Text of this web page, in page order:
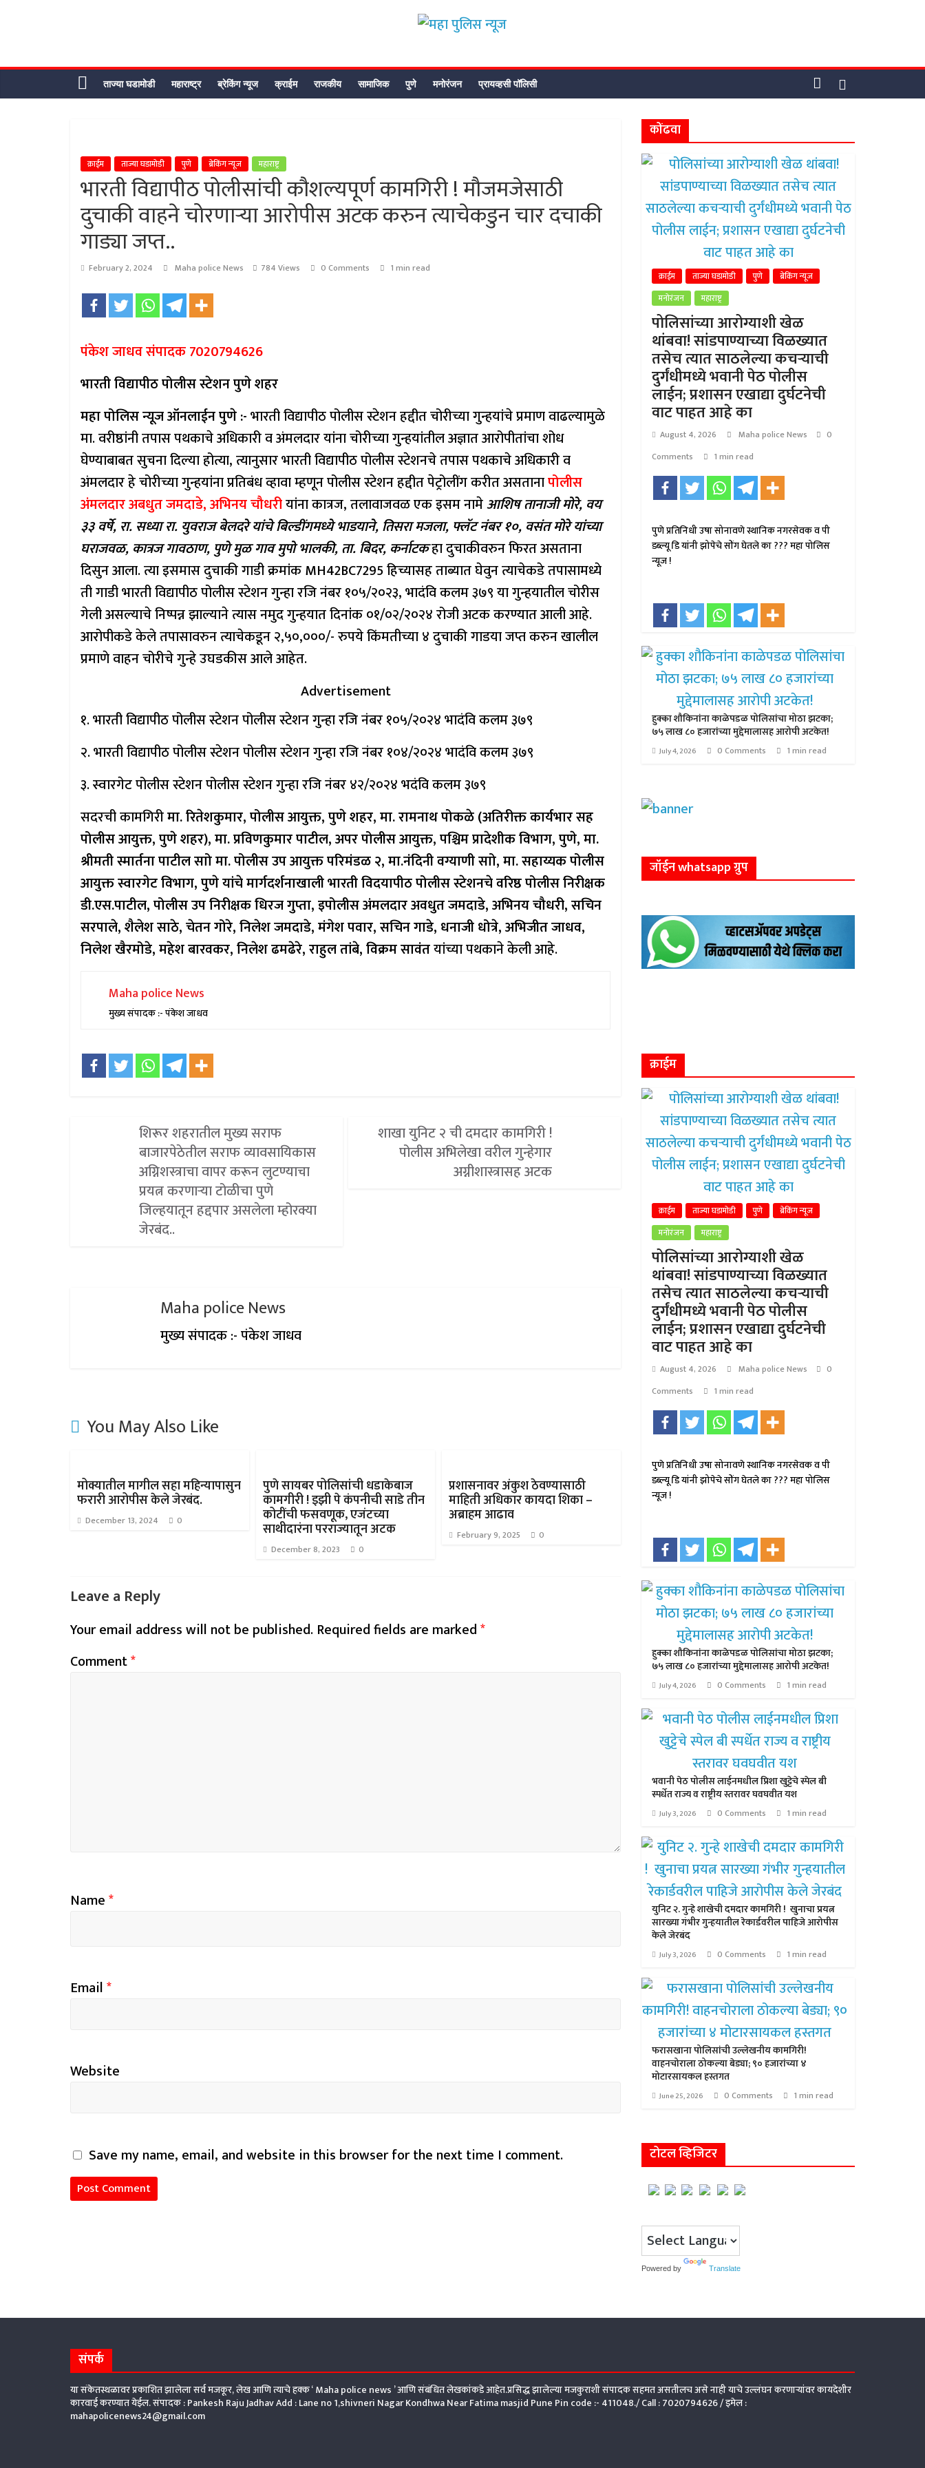
महा
पुलिस
न्यूज
ताज्या घडामोडी महाराष्ट्र ब्रेकिंग न्यूज क्राईम राजकीय सामाजिक पुणे मनोरंजन प्रायव्हसी पॉलिसी
क्राईम ताज्या घडामोडी पुणे ब्रेकिंग न्यूज महाराष्ट्र
भारती विद्यापीठ पोलीसांची कौशल्यपूर्ण कामगिरी ! मौजमजेसाठी
दुचाकी वाहने चोरणाऱ्या आरोपीस अटक करुन त्याचेकडुन चार दचाकी
गाड्या जप्त..
February 2, 2024 Maha police News 784 Views 0 Comments 1 min read
पंकेश जाधव संपादक 7020794626
भारती विद्यापीठ पोलीस स्टेशन पुणे शहर
महा पोलिस न्यूज ऑनलाईन पुणे :-भारती विद्यापीठ पोलीस स्टेशन हद्दीत चोरीच्या गुन्हयांचे प्रमाण वाढल्यामुळे
मा. वरीष्ठांनी तपास पथकाचे अधिकारी व अंमलदार यांना चोरीच्या गुन्हयांतील अज्ञात आरोपीतांचा शोध
घेण्याबाबत सुचना दिल्या होत्या, त्यानुसार भारती विद्यापीठ पोलीस स्टेशनचे तपास पथकाचे अधिकारी व
अंमलदार हे चोरीच्या गुन्हयांना प्रतिबंध व्हावा म्हणून पोलीस स्टेशन हद्दीत पेट्रोलींग करीत असतानापोलीस
अंमलदार अबधुत जमदाडे, अभिनयचौधरीयांना कात्रज, तलावाजवळ एक इसम नामेआशिष तानाजी मोरे, वय
३३ वर्षे, रा. सध्या रा. युवराज बेलदरे यांचे बिल्डींगमध्ये भाडयाने, तिसरा मजला, फ्लॅट नंबर १०, वसंत मोरे यांच्या
घराजवळ, कात्रज गावठाण, पुणे मुळ गाव मुपो भालकी, ता. बिदर, कर्नाटकहा दुचाकीवरुन फिरत असताना
दिसुन आला. त्या इसमास दुचाकी गाडी क्रमांक MH42BC7295 हिच्यासह ताब्यात घेवुन त्याचेकडे तपासामध्ये
ती गाडी भारती विद्यापीठ पोलीस स्टेशन गुन्हा रजि नंबर १०५/२०२३, भादंवि कलम ३७९ या गुन्हयातील चोरीस
गेली असल्याचे निष्पन्न झाल्याने त्यास नमुद गुन्हयात दिनांक ०१/०२/२०२४ रोजी अटक करण्यात आली आहे.
आरोपीकडे केले तपासावरुन त्याचेकडून २,५०,०००/- रुपये किंमतीच्या ४ दुचाकी गाडया जप्त करुन खालील
प्रमाणे वाहन चोरीचे गुन्हे उघडकीस आले आहेत.
Advertisement
१. भारती विद्यापीठ पोलीस स्टेशन पोलीस स्टेशन गुन्हा रजि नंबर १०५/२०२४ भादंवि कलम ३७९
२. भारती विद्यापीठ पोलीस स्टेशन पोलीस स्टेशन गुन्हा रजि नंबर १०४/२०२४ भादंवि कलम ३७९
३. स्वारगेट पोलीस स्टेशन पोलीस स्टेशन गुन्हा रजि नंबर ४२/२०२४ भदंवि कलम ३७९
सदरची कामगिरीमा. रितेशकुमार, पोलीस आयुक्त, पुणे शहर, मा. रामनाथ पोकळे (अतिरीक्त कार्यभार सह
पोलीस आयुक्त, पुणे शहर), मा. प्रविणकुमार पाटील, अपर पोलीस आयुक्त, पश्चिम प्रादेशीक विभाग, पुणे, मा.
श्रीमती स्मार्तना पाटील साो मा. पोलीस उप आयुक्त परिमंडळ २, मा.नंदिनी वग्याणी साो, मा. सहाय्यक पोलीस
आयुक्त स्वारगेट विभाग, पुणे यांचे मार्गदर्शनाखाली भारती विदयापीठ पोलीस स्टेशनचे वरिष्ठ पोलीस निरीक्षक
डी.एस.पाटील, पोलीस उप निरीक्षक धिरज गुप्ता, इपोलीस अंमलदार अवधुत जमदाडे, अभिनय चौधरी, सचिन
सरपाले, शैलेश साठे, चेतन गोरे, निलेश जमदाडे, मंगेश पवार, सचिन गाडे, धनाजी धोत्रे, अभिजीत जाधव,
निलेश खैरमोडे, महेश बारवकर, निलेश ढमढेरे, राहुल तांबे, विक्रम सावंतयांच्या पथकाने केली आहे.
Maha police News
मुख्य संपादक :- पंकेश जाधव
शिरूर शहरातील मुख्य सराफ
बाजारपेठेतील सराफ व्यावसायिकास
अग्निशस्त्राचा वापर करून लुटण्याचा
प्रयत्न करणाऱ्या टोळीचा पुणे
जिल्हयातून हद्दपार असलेला म्होरक्या
जेरबंद..
शाखा युनिट २ ची दमदार कामगिरी !
पोलीस अभिलेखा वरील गुन्हेगार
अग्नीशास्त्रासह अटक
Maha police News
मुख्य संपादक :- पंकेश जाधव
You May Also Like
मोक्यातील मागील सहा महिन्यापासुन
फरारी आरोपीस केले जेरबंद.
December 13, 2024 0
पुणे सायबर पोलिसांची धडाकेबाज
कामगीरी ! इझी पे कंपनीची साडे तीन
कोटींची फसवणूक, एजंटच्या
साथीदारंना परराज्यातून अटक
December 8, 2023 0
प्रशासनावर अंकुश ठेवण्यासाठी
माहिती अधिकार कायदा शिका –
अब्राहम आढाव
February 9, 2025 0
Leave a Reply
Your email address will not be published. Required fields are marked*
Comment*
Name*
Email*
Website
Save my name, email, and website in this browser for the next time I comment.
कोंढवा
क्राईम ताज्या घडामोडी पुणे
ब्रेकिंग न्यूज
मनोरंजन
महाराष्ट्र
पोलिसांच्या आरोग्याशी खेळ
थांबवा! सांडपाण्याच्या विळख्यात
तसेच त्यात साठलेल्या कचऱ्याची
दुर्गंधीमध्ये भवानी पेठ पोलीस
लाईन; प्रशासन एखाद्या दुर्घटनेची
वाट पाहत आहे का
August 4, 2026 Maha police News
0
Comments
1 min read
पुणे प्रतिनिधी उषा सोनावणे स्थानिक नगरसेवक व पी
डब्ल्यू डि यांनी झोपेचे सोंग घेतले का ??? महा पोलिस
न्यूज !
हुक्का शौकिनांना काळेपडळ पोलिसांचा मोठा झटका;
७५ लाख ८० हजारांच्या मुद्देमालासह आरोपी अटकेत!
July 4, 2026 0 Comments 1 min read
जॉईन whatsapp ग्रुप
क्राईम
क्राईम ताज्या घडामोडी पुणे
ब्रेकिंग न्यूज
मनोरंजन
महाराष्ट्र
पोलिसांच्या आरोग्याशी खेळ
थांबवा! सांडपाण्याच्या विळख्यात
तसेच त्यात साठलेल्या कचऱ्याची
दुर्गंधीमध्ये भवानी पेठ पोलीस
लाईन; प्रशासन एखाद्या दुर्घटनेची
वाट पाहत आहे का
August 4, 2026 Maha police News
0
Comments
1 min read
पुणे प्रतिनिधी उषा सोनावणे स्थानिक नगरसेवक व पी
डब्ल्यू डि यांनी झोपेचे सोंग घेतले का ??? महा पोलिस
न्यूज !
हुक्का शौकिनांना काळेपडळ पोलिसांचा मोठा झटका;
७५ लाख ८० हजारांच्या मुद्देमालासह आरोपी अटकेत!
July 4, 2026 0 Comments 1 min read
भवानी पेठ पोलीस लाईनमधील प्रिशा खुट्टेचे स्पेल बी
स्पर्धेत राज्य व राष्ट्रीय स्तरावर घवघवीत यश
July 3, 2026 0 Comments 1 min read
युनिट २. गुन्हे शाखेची दमदार कामगिरी ! खुनाचा प्रयत्न
सारख्या गंभीर गुन्हयातील रेकार्डवरील पाहिजे आरोपीस
केले जेरबंद
July 3, 2026 0 Comments 1 min read
फरासखाना पोलिसांची उल्लेखनीय कामगिरी!
वाहनचोराला ठोकल्या बेड्या; ९० हजारांच्या ४
मोटारसायकल हस्तगत
June 25, 2026 0 Comments 1 min read
टोटल व्हिजिटर
Powered by Translate
संपर्क
या संकेतस्थळावर प्रकाशित झालेला सर्व मजकूर, लेख आणि त्याचे हक्क ‘ Maha police news ’ आणि संबंधित लेखकांकडे आहेत.प्रसिद्ध झालेल्या मजकुराशी संपादक सहमत असतीलच असे नाही याचे उल्लंघन करणाऱ्यांवर कायदेशीर
कारवाई करण्यात येईल. संपादक : Pankesh Raju Jadhav Add : Lane no 1,shivneri Nagar Kondhwa Near Fatima masjid Pune Pin code :- 411048./ Call :7020794626 /इमेल :
mahapolicenews24@gmail.com